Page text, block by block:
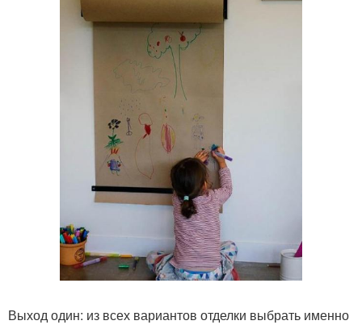
Выход один: из всех вариантов отделки выбрать именно